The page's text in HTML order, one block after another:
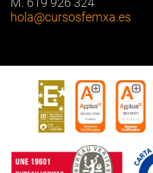
hola@cursosfemxa.es